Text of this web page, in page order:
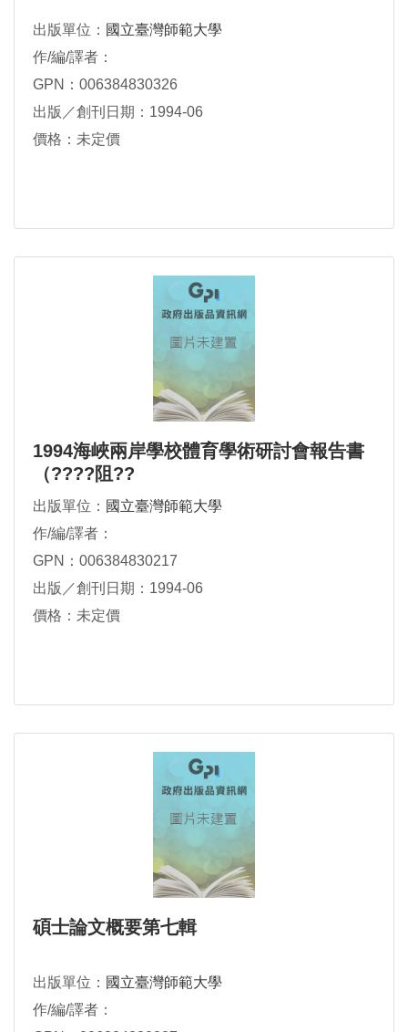
出版單位： 國立臺灣師範大學
作/編/譯者：
GPN：006384830326
出版／創刊日期：1994-06
價格：未定價
1994海峽兩岸學校體育學術研討會報告書
（????阻??
出版單位： 國立臺灣師範大學
作/編/譯者：
GPN：006384830217
出版／創刊日期：1994-06
價格：未定價
碩士論文概要第七輯
出版單位： 國立臺灣師範大學
作/編/譯者：